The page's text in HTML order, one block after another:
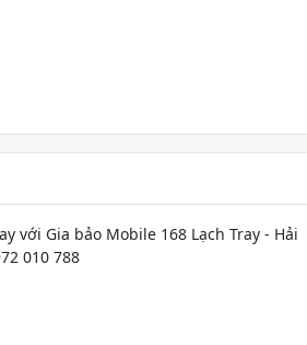
với Gia bảo Mobile 168 Lạch Tray - Hải
010 788